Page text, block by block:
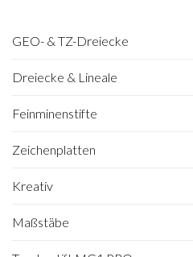
GEO- & TZ-Dreiecke
Dreiecke & Lineale
Feinminenstifte
Zeichenplatten
Kreativ
Maßstäbe